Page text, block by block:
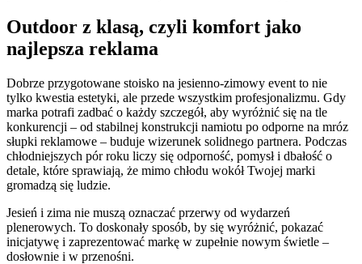
Outdoor z klasą, czyli komfort jako
najlepsza reklama
Dobrze przygotowane stoisko na jesienno-zimowy event to nie
tylko kwestia estetyki, ale przede wszystkim profesjonalizmu. Gdy
marka potrafi zadbać o każdy szczegół, aby wyróżnić się na tle
konkurencji – od stabilnej konstrukcji namiotu po odporne na mróz
słupki reklamowe – buduje wizerunek solidnego partnera. Podczas
chłodniejszych pór roku liczy się odporność, pomysł i dbałość o
detale, które sprawiają, że mimo chłodu wokół Twojej marki
gromadzą się ludzie.
Jesień i zima nie muszą oznaczać przerwy od wydarzeń
plenerowych. To doskonały sposób, by się wyróżnić, pokazać
inicjatywę i zaprezentować markę w zupełnie nowym świetle –
dosłownie i w przenośni.